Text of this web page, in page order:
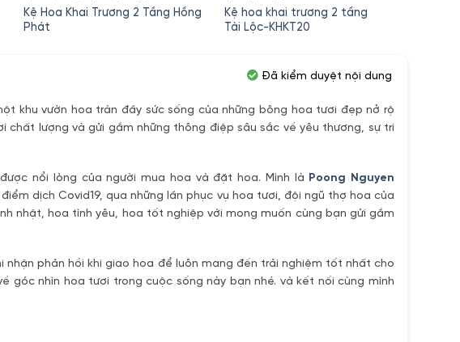
Kệ Hoa Khai Trương 2 Tầng Hồng
Phát
gốc
hiện
Kệ hoa khai trương 2 tầng
Tài Lộc-KHKT20
khu vườn hoa tràn đầy sức sống của những bông hoa tươi đẹp nở rộ
lượng và gửi gắm những thông điệp sâu sắc về yêu thương, sự tri
nổi lòng của người mua hoa và đặt hoa. Mình là Poong Nguyen
dịch Covid19, qua những lần phục vụ hoa tươi, đội ngũ thợ hoa của
nhật, hoa tình yêu, hoa tốt nghiệp với mong muốn cùng bạn gửi gắm
phản hồi khi giao hoa để luôn mang đến trải nghiệm tốt nhất cho
góc nhìn hoa tươi trong cuộc sống này bạn nhé. và kết nối cùng mình
Đã kiểm duyệt nội dung